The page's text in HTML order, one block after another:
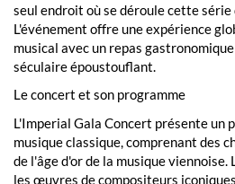
seul endroit où se déroule cette
L'événement offre une expérience
musical avec un repas
séculaire époustouflant.
Le concert et son programme
L'Imperial Gala Concert présente un
musique classique, comprenant des
de l'âge d'or de la musique viennoise.
les œuvres de compositeurs